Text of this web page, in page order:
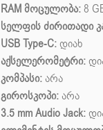
RAM მოცულობა:8
სელფის ძირითადი
USB Type-C: დიახ
აქსელერომეტრი:
კომპასი:არა
გიროსკოპი:არა
3.5 mm Audio Jack: